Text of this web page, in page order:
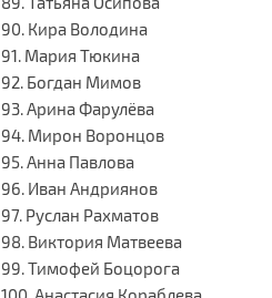
90. Кира Володина
91. Мария Тюкина
92. Богдан Мимов
93. Арина Фарулёва
94. Мирон Воронцов
95. Анна Павлова
96. Иван Андриянов
97. Руслан Рахматов
98. Виктория Матвеева
99. Тимофей Боцорога